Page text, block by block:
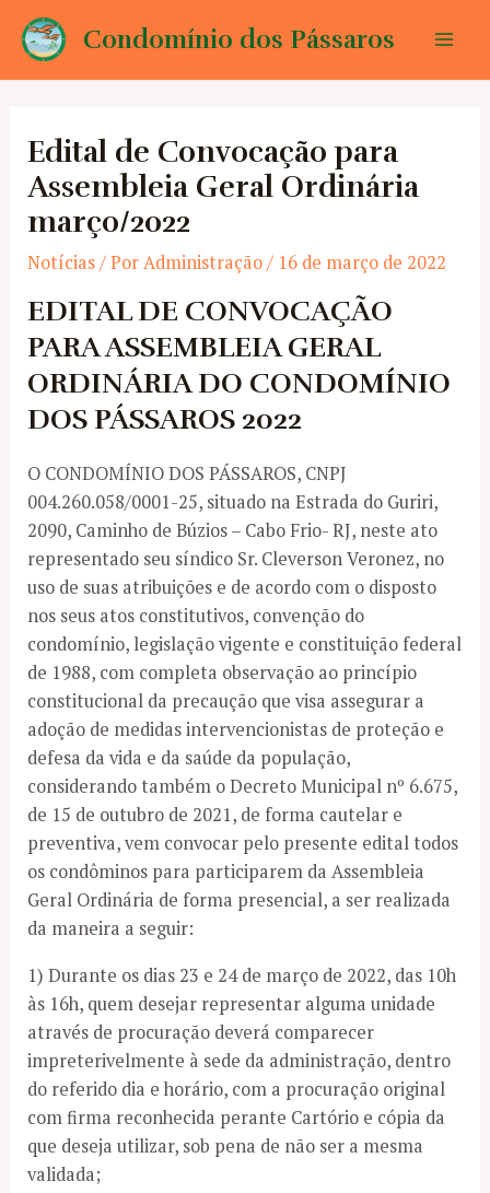
para
Condomínio dos Pássaros
Edital de Convocação para
Assembleia Geral Ordinária
março/2022
Notícias/ PorAdministração/ 16 de março de 2022
EDITAL DE CONVOCAÇÃO
PARA ASSEMBLEIA GERAL
ORDINÁRIA DO CONDOMÍNIO
DOS PÁSSAROS 2022
O CONDOMÍNIO DOS PÁSSAROS, CNPJ
004.260.058/0001-25, situado na Estrada do Guriri,
2090, Caminho de Búzios – Cabo Frio- RJ, neste ato
representado seu síndico Sr. Cleverson Veronez, no
uso de suas atribuições e de acordo com o disposto
nos seus atos constitutivos, convenção do
condomínio, legislação vigente e constituição federal
de 1988, com completa observação ao princípio
constitucional da precaução que visa assegurar a
adoção de medidas intervencionistas de proteção e
defesa da vida e da saúde da população,
considerando também o Decreto Municipal nº 6.675,
de 15 de outubro de 2021, de forma cautelar e
preventiva, vem convocar pelo presente edital todos
os condôminos para participarem da Assembleia
Geral Ordinária de forma presencial, a ser realizada
da maneira a seguir:
1) Durante os dias 23 e 24 de março de 2022, das 10h
às 16h, quem desejar representar alguma unidade
através de procuração deverá comparecer
impreterivelmente à sede da administração, dentro
do referido dia e horário, com a procuração original
com firma reconhecida perante Cartório e cópia da
que deseja utilizar, sob pena de não ser a mesma
validada;